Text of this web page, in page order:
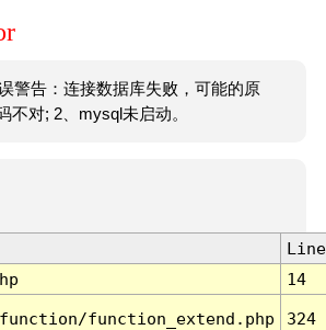
警告：连接数据库失败，可能的原
不对; 2、mysql未启动。
Line
14
function_extend.php 324